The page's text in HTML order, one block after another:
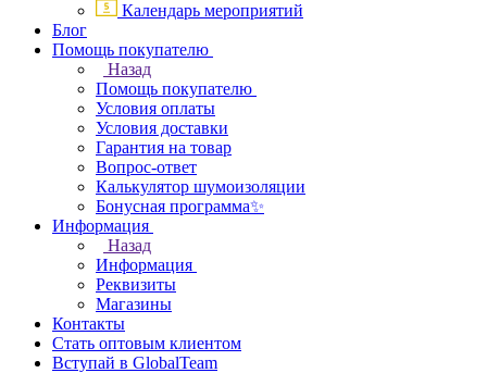
Календарь мероприятий
Блог
Помощь покупателю
Назад
Помощь покупателю
Условия оплаты
Условия доставки
Гарантия на товар
Вопрос-ответ
Калькулятор шумоизоляции
Бонусная программа✨
Информация
Назад
Информация
Реквизиты
Магазины
Контакты
Стать оптовым клиентом
Вступай в GlobalTeam